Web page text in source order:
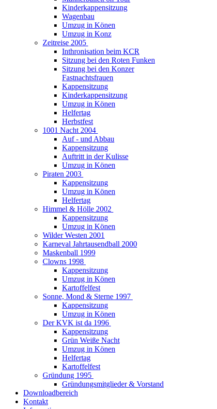
Kinderkappensitzung
Wagenbau
Umzug in Könen
Umzug in Konz
Zeitreise 2005
Inthronisation beim KCR
Sitzung bei den Roten Funken
Sitzung bei den Konzer
Fastnachtsfrauen
Kappensitzung
Kinderkappensitzung
Umzug in Könen
Helfertag
Herbstfest
1001 Nacht 2004
Auf - und Abbau
Kappensitzung
Auftritt in der Kulisse
Umzug in Könen
Piraten 2003
Kappensitzung
Umzug in Könen
Helfertag
Himmel & Hölle 2002
Kappensitzung
Umzug in Könen
Wilder Westen 2001
Karneval Jahrtausendball 2000
Maskenball 1999
Clowns 1998
Kappensitzung
Umzug in Könen
Kartoffelfest
Sonne, Mond & Sterne 1997
Kappensitzung
Umzug in Könen
Der KVK ist da 1996
Kappensitzung
Grün Weiße Nacht
Umzug in Könen
Helfertag
Kartoffelfest
Gründung 1995
Gründungsmitglieder & Vorstand
Downloadbereich
Kontakt